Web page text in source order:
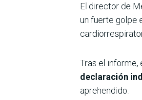
El director de
un fuerte golpe
Tras el informe,
declaración
aprehendido.